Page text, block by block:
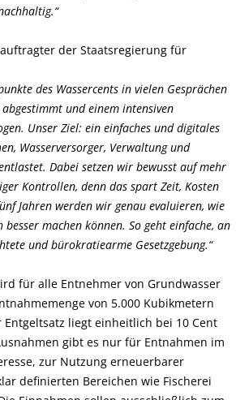
der Staatsregierung für
des Wassercents in vielen Gesprächen
und einem intensiven
Unser Ziel: ein einfaches und digitales
Wasserversorger, Verwaltung und
Dabei setzen wir bewusst auf mehr
Kontrollen, denn das spart Zeit, Kosten
Jahren werden wir genau evaluieren, wie
besser machen können. So geht einfache, an
und bürokratiearme Gesetzgebung.“
für alle Entnehmer von Grundwasser
von 5.000 Kubikmetern
Entgeltsatz liegt einheitlich bei 10 Cent
gibt es nur für Entnahmen im
zur Nutzung erneuerbarer
definierten Bereichen wie Fischerei